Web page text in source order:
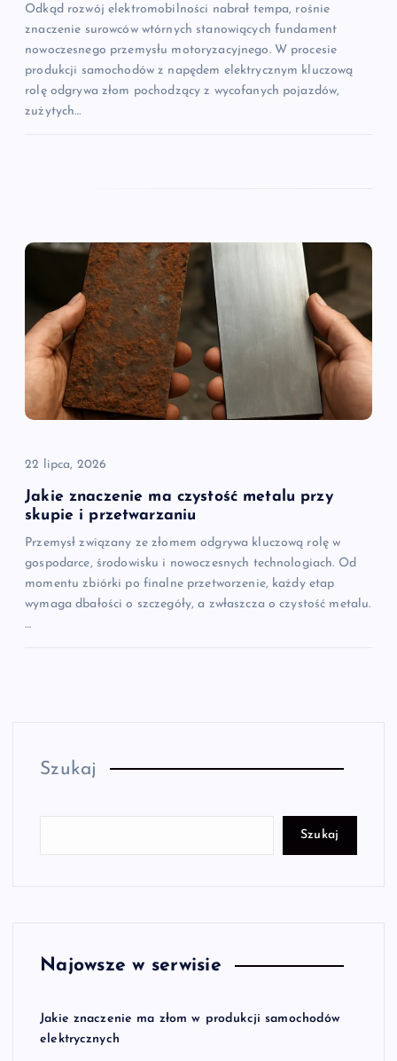
Odkąd rozwój elektromobilności nabrał tempa, rośnie
znaczenie surowców wtórnych stanowiących fundament
nowoczesnego przemysłu motoryzacyjnego. W procesie
produkcji samochodów z napędem elektrycznym kluczową
rolę odgrywa złom pochodzący z wycofanych pojazdów,
zużytych…
22 lipca, 2026
Jakie znaczenie ma czystość metalu przy
skupie i przetwarzaniu
Przemysł związany ze złomem odgrywa kluczową rolę w
gospodarce, środowisku i nowoczesnych technologiach. Od
momentu zbiórki po finalne przetworzenie, każdy etap
wymaga dbałości o szczegóły, a zwłaszcza o czystość metalu.
…
Szukaj
Szukaj
Najowsze w serwisie
Jakie znaczenie ma złom w produkcji samochodów
elektrycznych